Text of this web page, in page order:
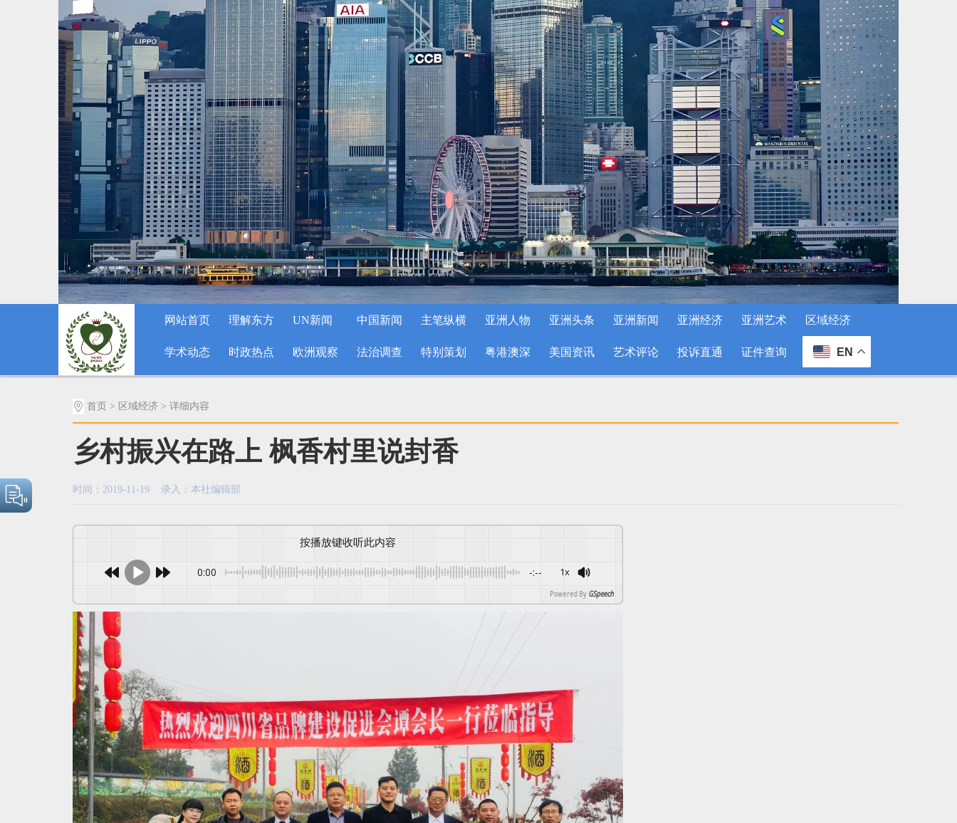
网站首页 理解东方 UN新闻 中国新闻 主笔纵横 亚洲人物 亚洲头条 亚洲新闻 亚洲经济 亚洲艺术 区域经济
学术动态 时政热点 欧洲观察 法治调查 特别策划 粤港澳深 美国资讯 艺术评论 投诉直通 证件查询 EN
首页 > 区域经济 > 详细内容
乡村振兴在路上 枫香村里说封香
时间：2019-11-19 录入：本社编辑部
按播放键收听此内容
0:00 -:-- 1x
Powered By GSpeech